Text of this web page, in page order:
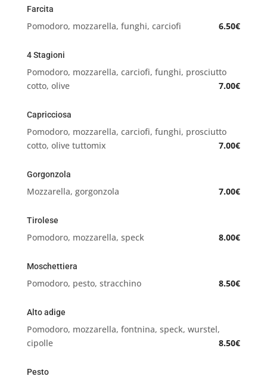
Farcita
Pomodoro, mozzarella, funghi, carciofi 6.50€
4 Stagioni
Pomodoro, mozzarella, carciofi, funghi, prosciutto
cotto, olive
7.00€
Capricciosa
Pomodoro, mozzarella, carciofi, funghi, prosciutto
cotto, olive tuttomix
7.00€
Gorgonzola
Mozzarella, gorgonzola 7.00€
Tirolese
Pomodoro, mozzarella, speck 8.00€
Moschettiera
Pomodoro, pesto, stracchino 8.50€
Alto adige
Pomodoro, mozzarella, fontnina, speck, wurstel,
cipolle
8.50€
Pesto